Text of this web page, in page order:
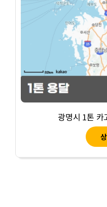
광명시 1톤 카